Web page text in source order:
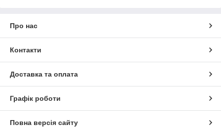
Про нас
Контакти
Доставка та оплата
Графік роботи
Повна версія сайту